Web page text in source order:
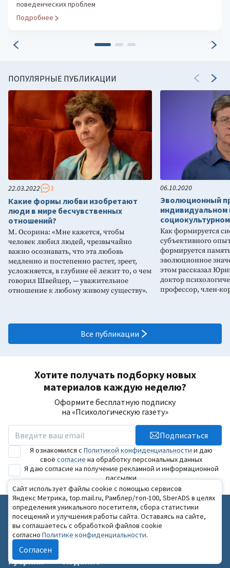
Подробнее
ПОПУЛЯРНЫЕ ПУБЛИКАЦИИ
22.03.2022 3
Какие формы любви изобретают
люди в мире бесчувственных
отношений?
М. Осорина: «Мне кажется, чтобы
человек любил людей, чрезвычайно
важно осознавать, что эта любовь
медленно и постепенно растет, зреет,
усложняется, в глубине её лежит то, о чем
говорил Швейцер, — уважительное
отношение к любому живому существу».
06.10.2020
Эволюционный
индивидуальном
Как формируется
субъективного
формируется
эволюционное
этом рассказал
доктор
профессор, член-
Все публикации
Хотите получать подборку новых
материалов каждую неделю?
Оформите бесплатную подписку
на «Психологическую газету»
Подписаться
Я ознакомился с Политикой конфиденциальности и даю
своё согласие на обработку персональных данных
Я даю согласие на получение рекламной и информационной
рассылки
Мероприятия и проекты
Ежегодный Саммит психологов
Зимний психологический фестиваль
Национальный конкурс «Золотая Психея»
Рубрики Издание
Сайт использует файлы cookie с помощью сервисов
Яндекс Метрика, top.mail.ru, Рамблер/топ-100, SberADS в целях
определения уникального посетителя, сбора статистики
посещений и улучшения работы сайта. Оставаясь на сайте,
вы соглашаетесь с обработкой файлов cookie
согласно Политике конфиденциальности.
Согласен